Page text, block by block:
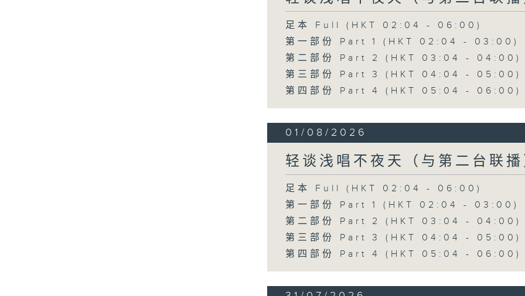
足本 Full (HKT 02:04 - 06:00)
第一部份 Part 1 (HKT 02:04 - 03:00)
第二部份 Part 2 (HKT 03:04 - 04:00)
第三部份 Part 3 (HKT 04:04 - 05:00)
第四部份 Part 4 (HKT 05:04 - 06:00)
01/08/2026
轻谈浅唱不夜天（与第二台联
足本 Full (HKT 02:04 - 06:00)
第一部份 Part 1 (HKT 02:04 - 03:00)
第二部份 Part 2 (HKT 03:04 - 04:00)
第三部份 Part 3 (HKT 04:04 - 05:00)
第四部份 Part 4 (HKT 05:04 - 06:00)